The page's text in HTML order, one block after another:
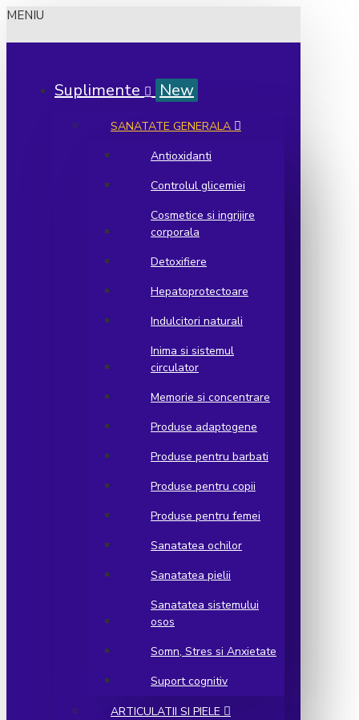
MENIU
Suplimente New
SANATATE GENERALA
Antioxidanti
Controlul glicemiei
Cosmetice si ingrijire
corporala
Detoxifiere
Hepatoprotectoare
Indulcitori naturali
Inima si sistemul
circulator
Memorie si concentrare
Produse adaptogene
Produse pentru barbati
Produse pentru copii
Produse pentru femei
Sanatatea ochilor
Sanatatea pielii
Sanatatea sistemului
osos
Somn, Stres si Anxietate
Suport cognitiv
ARTICULATII SI PIELE